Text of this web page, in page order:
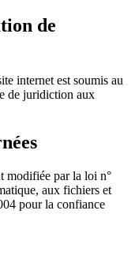
de
internet est soumis au
de juridiction aux
modifiée par la loi n°
aux fichiers et
pour la confiance